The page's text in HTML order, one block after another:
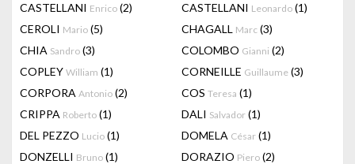
CASTELLANI Enrico (2) CASTELLANI Leonardo (1)
CEROLI Mario (5) CHAGALL Marc (3)
CHIA Sandro (3) COLOMBO Gianni (2)
COPLEY William (1) CORNEILLE Guillaume (3)
CORPORA Antonio (2) COS Teresa (1)
CRIPPA Roberto (1) DALI Salvador (1)
DEL PEZZO Lucio (1) DOMELA César (1)
DONZELLI Bruno (1) DORAZIO Piero (2)